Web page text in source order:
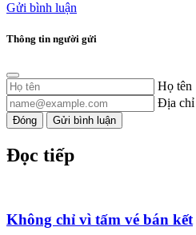
Gửi bình luận
Thông tin người gửi
Họ tên
Địa chỉ
Đóng Gửi bình luận
Đọc tiếp
Không chỉ vì tấm vé bán kết